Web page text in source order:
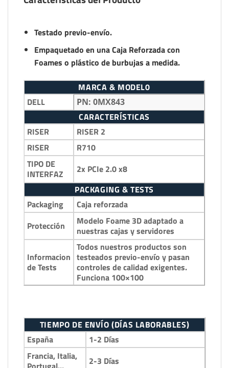
Testado previo-envío.
Empaquetado en una Caja Reforzada con
Foames o plástico de burbujas a medida.
MARCA & MODEL0
DELL
PN: 0MX843
CARACTERÍSTICAS
RISER
RISER 2
RISER
R710
TIPO DE
INTERFAZ
2x PCIe 2.0 x8
PACKAGING & TESTS
Packaging
Caja reforzada
Protección
Modelo Foame 3D adaptado a
nuestras cajas y servidores
Informacion
de Tests
Todos nuestros productos son
testeados previo-envío y pasan
controles de calidad exigentes.
Funciona 100×100
TIEMPO DE ENVÍO (DÍAS LABORABLES)
España
1-2 Días
Francia, Italia,
2-3 Días